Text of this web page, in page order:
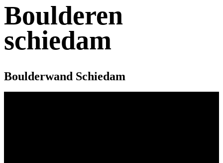
Boulderen
schiedam
Boulderwand Schiedam